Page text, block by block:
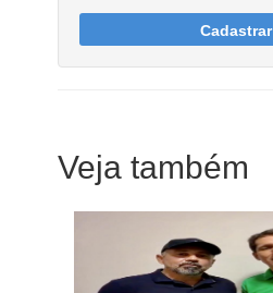
Cadastrar
Veja também